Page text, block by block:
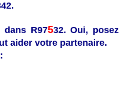
dans R97532. Oui, posez
aider votre partenaire.